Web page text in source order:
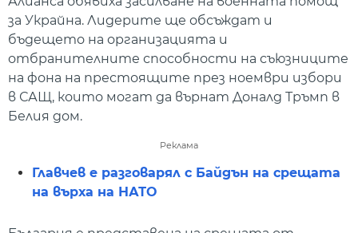
за Украйна. Лидерите ще обсъждат и
бъдещето на организацията и
отбранителните способности на съюзниците
на фона на престоящите през ноември избори
в САЩ, които могат да върнат Доналд Тръмп в
Белия дом.
Реклама
Главчев е разговарял с Байдън на срещата
на върха на НАТО